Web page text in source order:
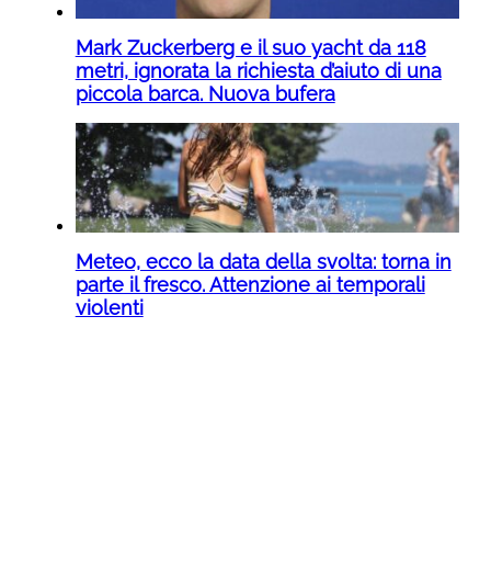
Mark Zuckerberg e il suo yacht da 118
metri, ignorata la richiesta d’aiuto di una
piccola barca. Nuova bufera
Meteo, ecco la data della svolta: torna in
parte il fresco. Attenzione ai temporali
violenti